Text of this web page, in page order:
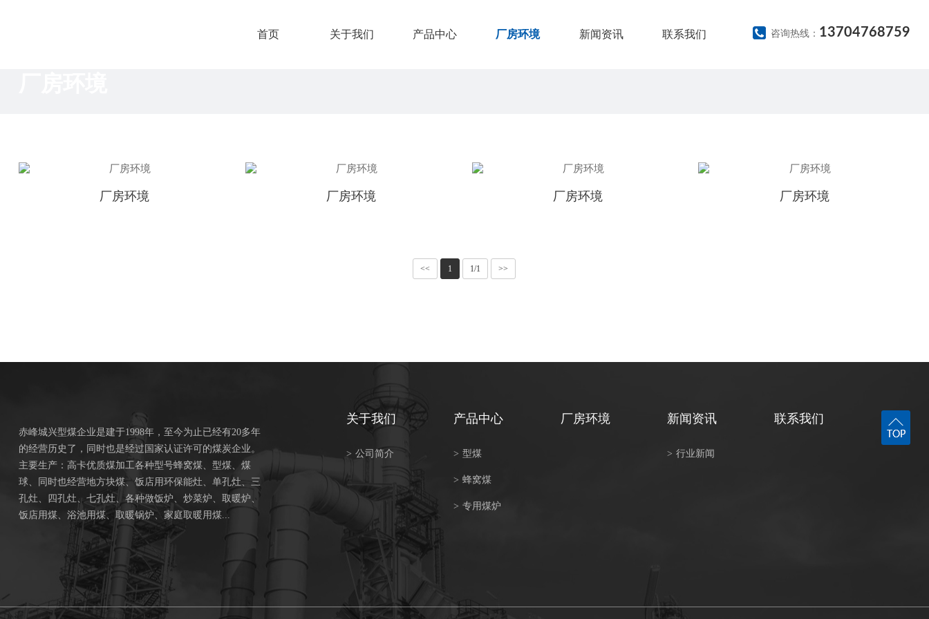
咨询热线： 13704768759
首页 关于我们 产品中心 厂房环境 新闻资讯 联系我们
厂房环境 厂房环境 厂房环境 厂房环境
<< 1 1/1 >>
赤峰城兴型煤企业是建于1998年，至今为止已经有20多年
的经营历史了，同时也是经过国家认证许可的煤炭企业。
主要生产：高卡优质煤加工各种型号蜂窝煤、型煤、煤
球、同时也经营地方块煤、饭店用环保能灶、单孔灶、三
孔灶、四孔灶、七孔灶、各种做饭炉、炒菜炉、取暖炉、
饭店用煤、浴池用煤、取暖锅炉、家庭取暖用煤...
关于我们
> 公司简介
产品中心
> 型煤
> 蜂窝煤
> 专用煤炉
厂房环境 新闻资讯
> 行业新闻
联系我们